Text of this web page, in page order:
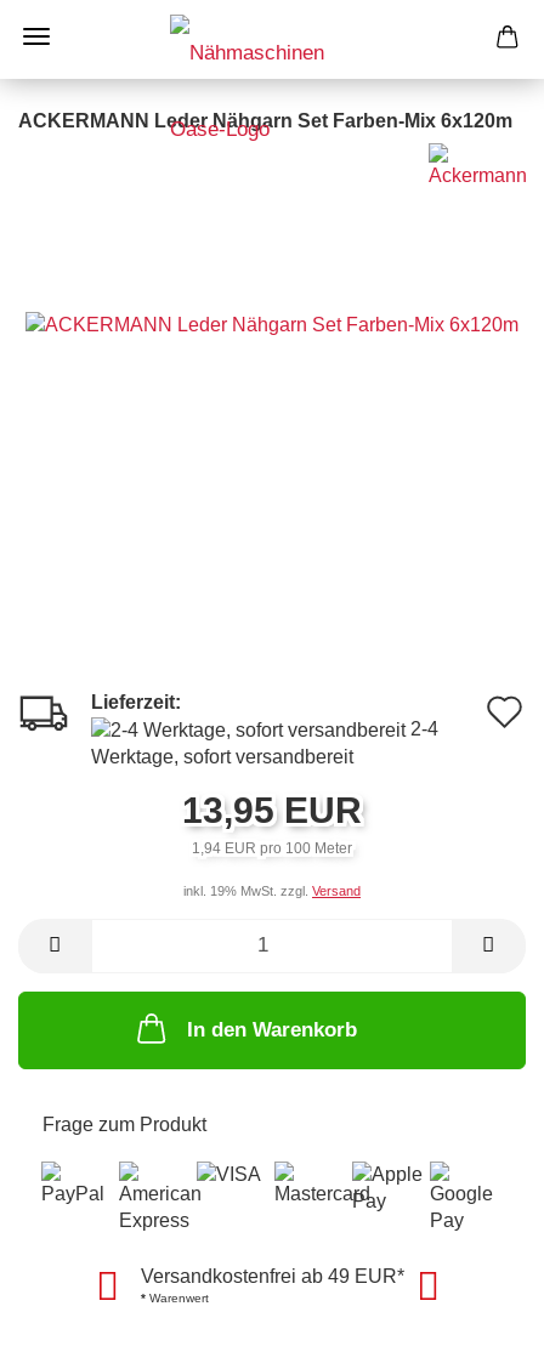
ACKERMANN Leder Nähgarn Set Farben-Mix 6x120m
Lieferzeit:
2-4
Werktage, sofort versandbereit
13,95 EUR
1,94 EUR pro 100 Meter
inkl. 19% MwSt. zzgl. Versand
In den Warenkorb
Frage zum Produkt
Versandkostenfrei ab 49 EUR*
*Warenwert